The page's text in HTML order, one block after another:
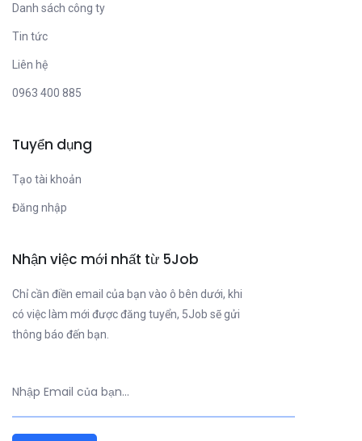
Danh sách công ty
Tin tức
Liên hệ
0963 400 885
Tuyển dụng
Tạo tài khoản
Đăng nhập
Nhận việc mới nhất từ 5Job
Chỉ cần điền email của bạn vào ô bên dưới, khi
có việc làm mới được đăng tuyển, 5Job sẽ gửi
thông báo đến bạn.